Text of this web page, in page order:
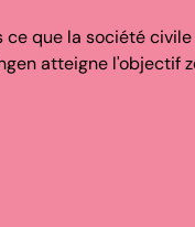
ce que la société
atteigne l'objectif